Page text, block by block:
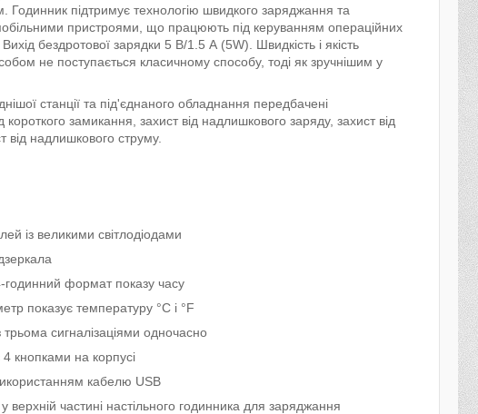
Годинник підтримує технологію швидкого заряджання та
пристроями, що працюють під керуванням операційних
бездротової зарядки 5 В/1.5 А (5W). Швидкість і якість
не поступається класичному способу, тоді як зручнішим у
станції та під'єднаного обладнання передбачені
короткого замикання, захист від надлишкового заряду, захист від
від надлишкового струму.
із великими світлодіодами
годинний формат показу часу
показує температуру °C і °F
трьома сигналізаціями одночасно
кнопками на корпусі
кабелю USB
верхній частині настільного годинника для заряджання